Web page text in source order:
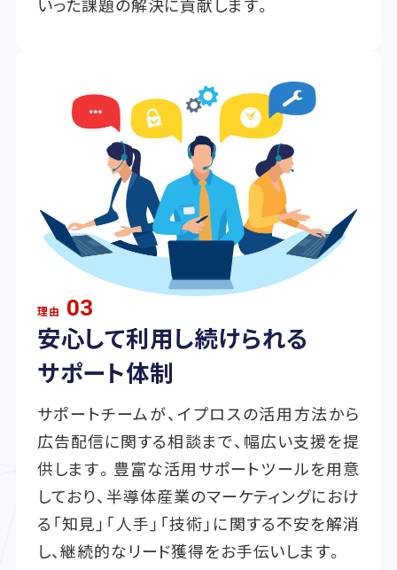
理由 03
安心して利用し続けられる
サポート体制
サポートチームが、イプロスの活用方法から
広告配信に関する相談まで、幅広い支援を提
供します。豊富な活用サポートツールを用意
しており、半導体産業のマーケティングにおけ
る「知見」「人手」「技術」に関する不安を解消
し、継続的なリード獲得をお手伝いします。